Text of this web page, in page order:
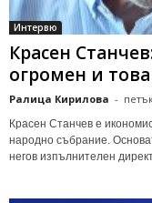
Интервю
Красен
огромен и
Ралица Кирилова -
Красен Станчев е
народно събрание.
негов изпълнителен